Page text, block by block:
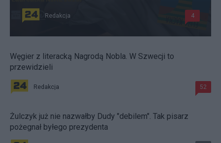
Redakcja 4
Węgier z literacką Nagrodą Nobla. W Szwecji to
przewidzieli
Redakcja 52
Żulczyk już nie nazwałby Dudy "debilem". Tak pisarz
pożegnał byłego prezydenta